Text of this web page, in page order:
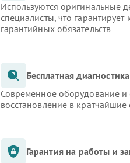
Используются оригинальные
специалисты, что
гарантийных обязательств
Бесплатная
Современное оборудование и
восстановление в
Гарантия на работы и